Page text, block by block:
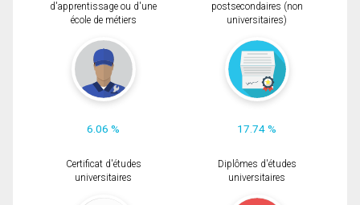
d'apprentissage ou d'une
école de métiers
6.06 %
postsecondaires (non
universitaires)
17.74 %
Certificat d'études
universitaires
Diplômes d'études
universitaires